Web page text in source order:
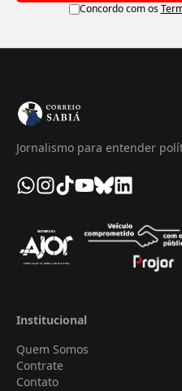
Concordo com os
Jornalismo para entender
Institucional
Quem Somos
Contrate
Contato